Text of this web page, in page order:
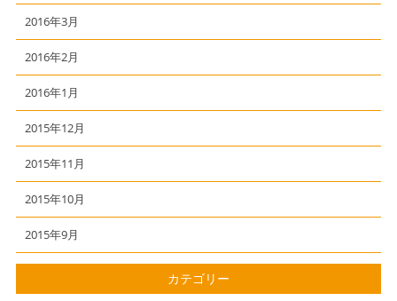
2016年3月
2016年2月
2016年1月
2015年12月
2015年11月
2015年10月
2015年9月
カテゴリー